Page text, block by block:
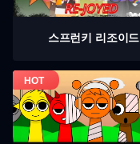
스프런키 리조이드